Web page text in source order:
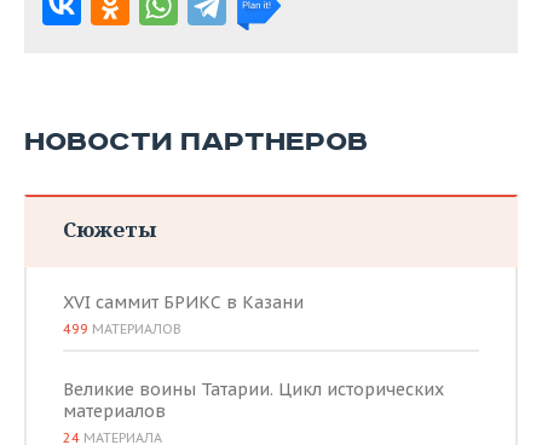
НОВОСТИ ПАРТНЕРОВ
Сюжеты
XVI саммит БРИКС в Казани
499 МАТЕРИАЛОВ
Великие воины Татарии. Цикл исторических
материалов
24 МАТЕРИАЛА